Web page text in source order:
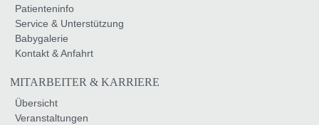
Patienteninfo
Service & Unterstützung
Babygalerie
Kontakt & Anfahrt
MITARBEITER & KARRIERE
Übersicht
Veranstaltungen